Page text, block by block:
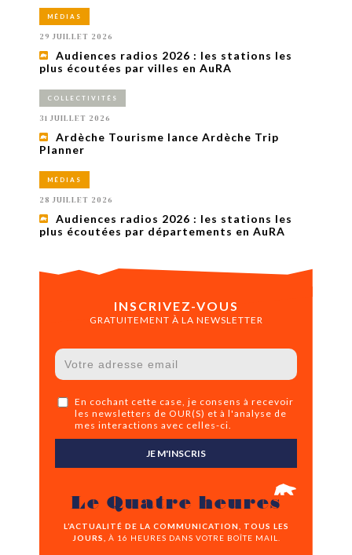
MÉDIAS
29 JUILLET 2026
Audiences radios 2026 : les stations les
plus écoutées par villes en AuRA
COLLECTIVITÉS
31 JUILLET 2026
Ardèche Tourisme lance Ardèche Trip
Planner
MÉDIAS
28 JUILLET 2026
Audiences radios 2026 : les stations les
plus écoutées par départements en AuRA
INSCRIVEZ-VOUS
GRATUITEMENT À LA NEWSLETTER
En cochant cette case, je consens à recevoir
les newsletters de OUR(S) et à l'analyse de
mes interactions avec celles-ci.
JE M'INSCRIS
Le Quatre heures
L’ACTUALITÉ DE LA COMMUNICATION, TOUS LES
JOURS,
À 16 HEURES DANS VOTRE BOÎTE MAIL.